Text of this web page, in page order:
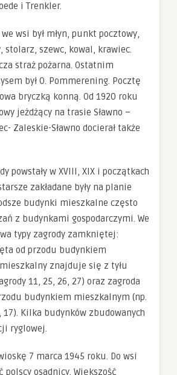
i Trenkler.
wsi był młyn, punkt pocztowy,
stolarz, szewc, kowal, krawiec.
straż pożarna. Ostatnim
był O. Pommerening. Pocztę
bryczką konną. Od 1920 roku
jeżdżący na trasie Sławno –
Zaleskie-Sławno docierał także
powstały w XVIII, XIX i początkach
zakładane były na planie
budynki mieszkalne często
z budynkami gospodarczymi. We
typy zagrody zamkniętej:
od przodu budynkiem
znajduje się z tyłu
11, 25, 26, 27) oraz zagroda
budynkiem mieszkalnym (np.
17). Kilka budynków zbudowanych
ryglowej.
7 marca 1945 roku. Do wsi
polscy osadnicy. Większość